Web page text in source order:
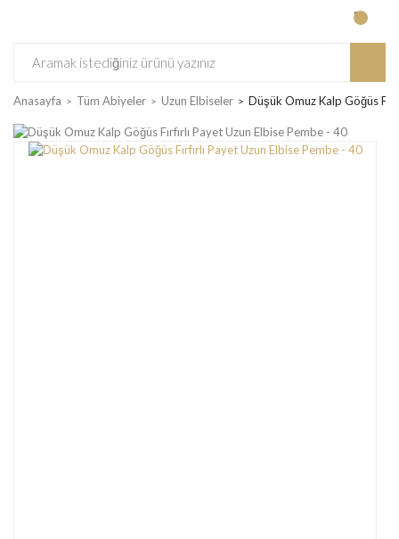
Anasayfa Tüm Abiyeler Uzun Elbiseler Düşük Omuz Kalp Göğüs